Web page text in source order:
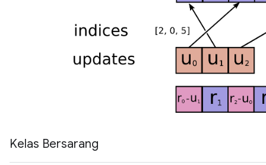
Kelas Bersarang